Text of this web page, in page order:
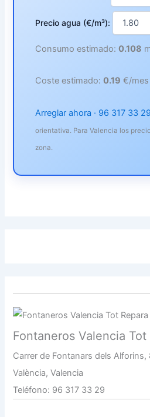
Precio agua (€/m³):
Consumo estimado:0.108
Coste estimado:0.19 €/mes
Arreglar ahora · 96 317 33 29
orientativa. Para Valencia los
zona.
Fontaneros Valencia Tot
Carrer de Fontanars dels Alforins,
València, Valencia
Teléfono: 96 317 33 29